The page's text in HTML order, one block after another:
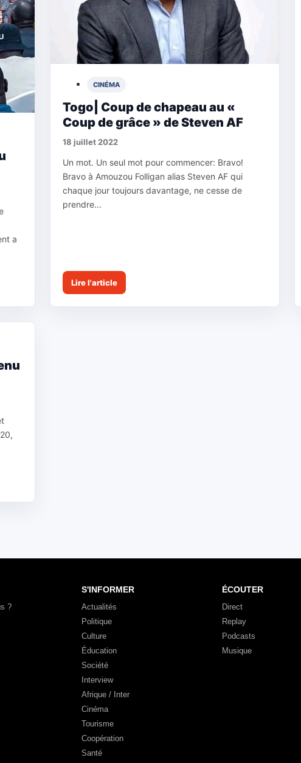
a
CINÉMA
Togo| Coup de chapeau au «
Coup de grâce » de Steven AF
18 juillet 2022
Un mot. Un seul mot pour commencer: Bravo!
Bravo à Amouzou Folligan alias Steven AF qui
chaque jour toujours davantage, ne cesse de
prendre...
Lire l'article
?
S'INFORMER
Actualités
Politique
Culture
Éducation
Société
Interview
Afrique / Inter
Cinéma
Tourisme
Coopération
Santé
ÉCOUTER
Direct
Replay
Podcasts
Musique